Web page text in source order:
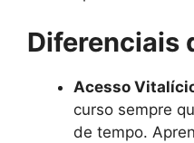
Diferenciais
Acesso
curso sempre
de tempo.